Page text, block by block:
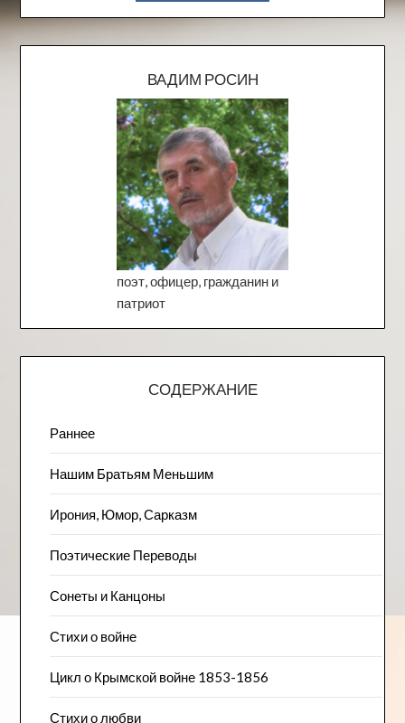
ВАДИМ РОСИН
поэт, офицер, гражданин и
патриот
СОДЕРЖАНИЕ
Раннее
Нашим Братьям Меньшим
Ирония, Юмор, Сарказм
Поэтические Переводы
Сонеты и Канцоны
Стихи о войне
Цикл о Крымской войне 1853-1856
Стихи о любви